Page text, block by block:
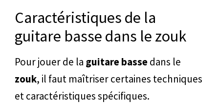
Caractéristiques de la
guitare basse dans le zouk
Pour jouer de la guitare bassedans le
zouk, il faut maîtriser certaines techniques
et caractéristiques spécifiques.